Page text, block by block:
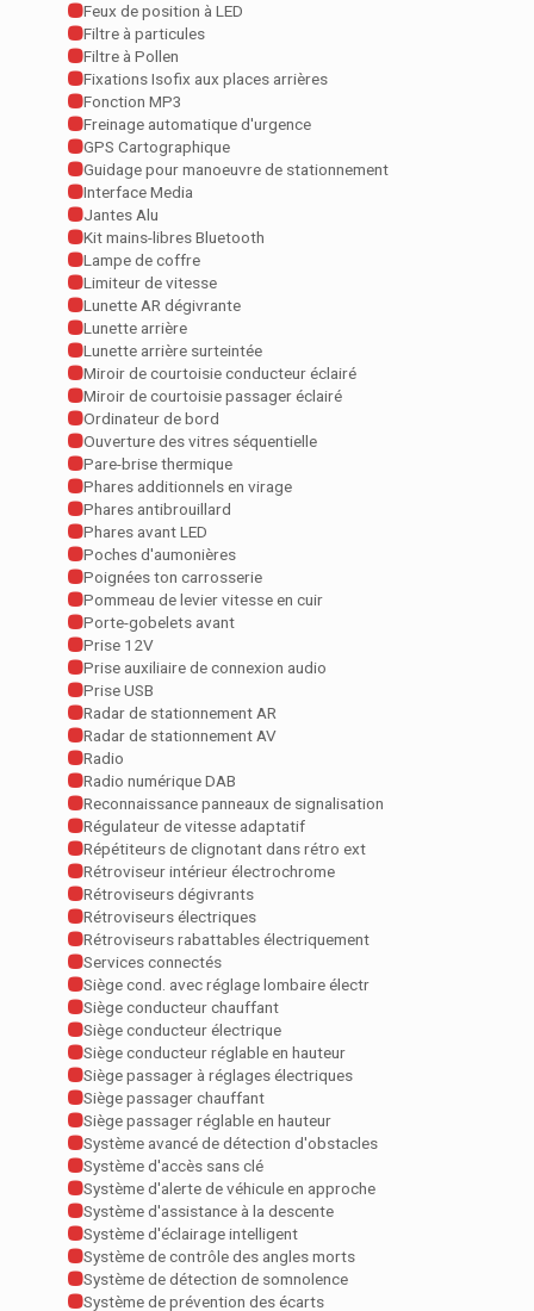
Feux de position à LED
Filtre à particules
Filtre à Pollen
Fixations Isofix aux places arrières
Fonction MP3
Freinage automatique d'urgence
GPS Cartographique
Guidage pour manoeuvre de stationnement
Interface Media
Jantes Alu
Kit mains-libres Bluetooth
Lampe de coffre
Limiteur de vitesse
Lunette AR dégivrante
Lunette arrière
Lunette arrière surteintée
Miroir de courtoisie conducteur éclairé
Miroir de courtoisie passager éclairé
Ordinateur de bord
Ouverture des vitres séquentielle
Pare-brise thermique
Phares additionnels en virage
Phares antibrouillard
Phares avant LED
Poches d'aumonières
Poignées ton carrosserie
Pommeau de levier vitesse en cuir
Porte-gobelets avant
Prise 12V
Prise auxiliaire de connexion audio
Prise USB
Radar de stationnement AR
Radar de stationnement AV
Radio
Radio numérique DAB
Reconnaissance panneaux de signalisation
Régulateur de vitesse adaptatif
Répétiteurs de clignotant dans rétro ext
Rétroviseur intérieur électrochrome
Rétroviseurs dégivrants
Rétroviseurs électriques
Rétroviseurs rabattables électriquement
Services connectés
Siège cond. avec réglage lombaire électr
Siège conducteur chauffant
Siège conducteur électrique
Siège conducteur réglable en hauteur
Siège passager à réglages électriques
Siège passager chauffant
Siège passager réglable en hauteur
Système avancé de détection d'obstacles
Système d'accès sans clé
Système d'alerte de véhicule en approche
Système d'assistance à la descente
Système d'éclairage intelligent
Système de contrôle des angles morts
Système de détection de somnolence
Système de prévention des écarts